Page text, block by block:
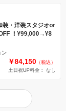
装・洋装スタジオor
！¥99,000→¥8
ン
￥84,150 （税込）
土日祝UP料金： なし